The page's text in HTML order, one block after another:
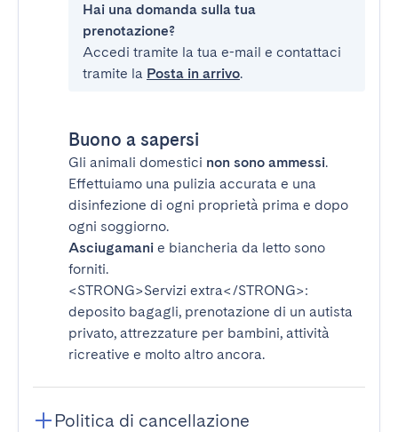
Hai una domanda sulla tua
prenotazione?
Accedi tramite la tua e-mail e contattaci
tramite la Posta in arrivo.
Buono a sapersi
Gli animali domestici non sono ammessi.
Effettuiamo una pulizia accurata e una
disinfezione di ogni proprietà prima e dopo
ogni soggiorno.
Asciugamani e biancheria da letto sono
forniti.
<STRONG>Servizi extra</STRONG>:
deposito bagagli, prenotazione di un autista
privato, attrezzature per bambini, attività
ricreative e molto altro ancora.
Politica di cancellazione